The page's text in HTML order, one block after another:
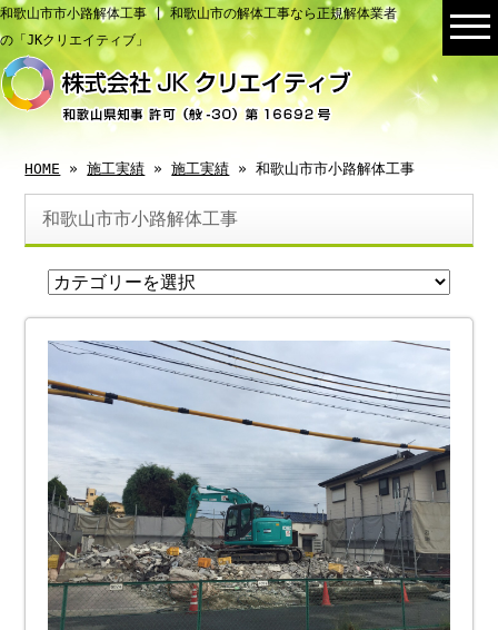
和歌山市市小路解体工事 | 和歌山市の解体工事なら正規解体業者
の「JKクリエイティブ」
HOME »施工実績 »施工実績 » 和歌山市市小路解体工事
和歌山市市小路解体工事